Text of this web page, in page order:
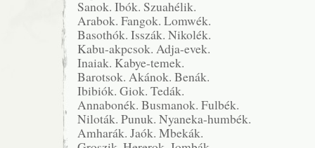
Sanok. Ibók. Szuahélik.
Arabok. Fangok. Lomwék.
Basothók. Isszák. Nikolék.
Kabu-akpcsok. Adja-evek.
Inaiak. Kabye-temek.
Barotsok. Akánok. Benák.
Ibibiók. Giok. Tedák.
Annabonék. Busmanok. Fulbék.
Niloták. Punuk. Nyaneka-humbék.
Amharák. Jaók. Mbekák.